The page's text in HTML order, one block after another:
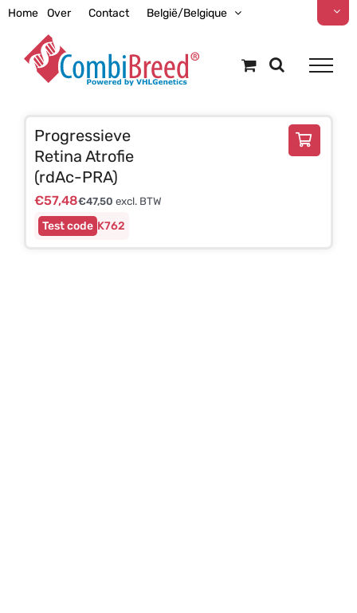
Ga
inhoud
Home Over Contact België/Belgique
K762
Progressieve
Retina Atrofie
(rdAc-PRA)
€57,48€47,50 excl. BTW